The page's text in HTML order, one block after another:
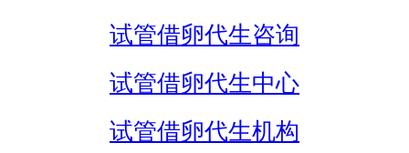
试管借卵代生咨询
试管借卵代生中心
试管借卵代生机构